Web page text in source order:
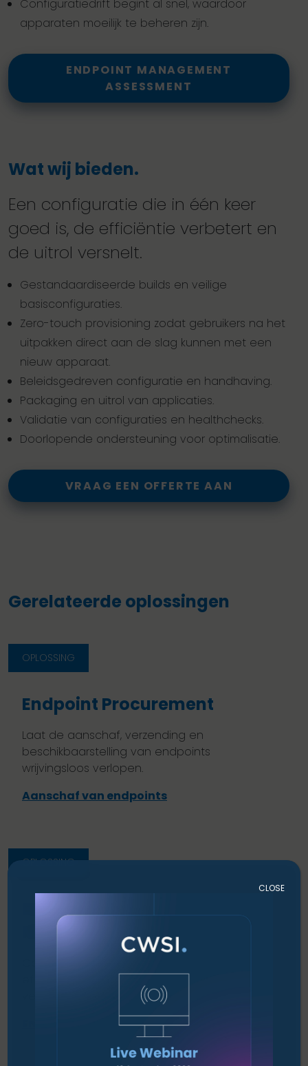
Configuratiedrift begint al snel, waardoor
apparaten moeilijk te beheren zijn.
ENDPOINT MANAGEMENT
ASSESSMENT
Wat wij bieden.
Een configuratie die in één keer
goed is, de efficiëntie verbetert en
de uitrol versnelt.
Gestandaardiseerde builds en veilige
basisconfiguraties.
Zero-touch provisioning zodat gebruikers na het
uitpakken direct aan de slag kunnen met een
nieuw apparaat.
Beleidsgedreven configuratie en handhaving.
Packaging en uitrol van applicaties.
Validatie van configuraties en healthchecks.
Doorlopende ondersteuning voor optimalisatie.
VRAAG EEN OFFERTE AAN
Gerelateerde oplossingen
OPLOSSING
Endpoint Procurement
Laat de aanschaf, verzending en
beschikbaarstelling van endpoints
wrijvingsloos verlopen.
Aanschaf van endpoints
OPLOSSING
Endpoint Lifecycle
Management
efficiëntie te verbeteren en de uitrol te
Endpoint Lifecycle Management
CLOSE